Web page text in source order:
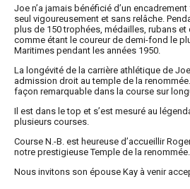
Joe n’a jamais bénéficié d’un
seul vigoureusement et sans relâche.
plus de 150 trophées, médailles, rubans et
comme étant le coureur de demi-fond le
Maritimes pendant les années 1950.
La longévité de la carrière athlétique de
admission droit au temple de la
façon remarquable dans la course sur
Il est dans le top et s’est mesuré au
plusieurs courses.
Course N.-B. est heureuse d’accueillir
notre prestigieuse Temple de la renommée.
Nous invitons son épouse Kay à venir